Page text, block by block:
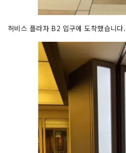
허비스 플라자 B2 입구에 도착했습니다.